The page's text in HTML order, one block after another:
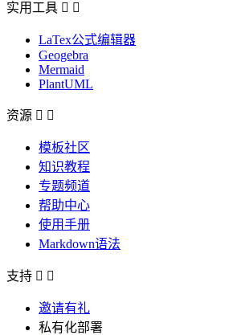
实用工具  
LaTex公式编辑器
Geogebra
Mermaid
PlantUML
资源  
模板社区
知识教程
专题频道
帮助中心
使用手册
Markdown语法
支持  
邀请有礼
私有化部署